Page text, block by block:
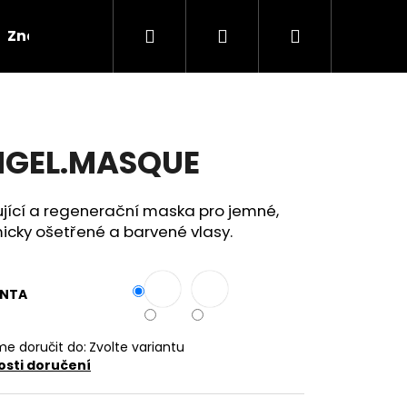
Značky Hledat PřihlášeníNákupní
a regenerační maska pro jemné,
ošetřené a barvené vlasy.
doručit do: Zvolte variantu
doručení